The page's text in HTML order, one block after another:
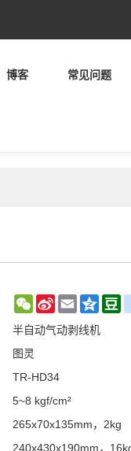
博客 常见问题
WeChat
Sina
Weibo
Email Qzone
半自动气动剥线机
图灵
TR-HD34
5~8 kgf/cm²
265x70x135mm，2kg
240x430x190mm，